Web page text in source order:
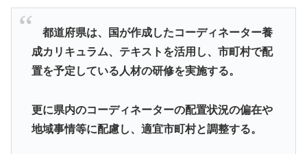
都道府県は、国が作成したコーディネーター養
成カリキュラム、テキストを活用し、市町村で配
置を予定している人材の研修を実施する。
更に県内のコーディネーターの配置状況の偏在や
地域事情等に配慮し、適宜市町村と調整する。